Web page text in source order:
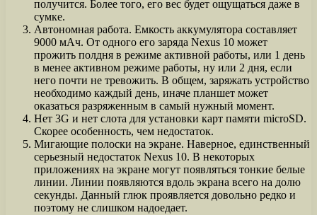
получится. Более того, его вес будет ощущаться даже в
сумке.
Автономная работа. Емкость аккумулятора составляет
9000 мАч. От одного его заряда Nexus 10 может
прожить полдня в режиме активной работы, или 1 день
в менее активном режиме работы, ну или 2 дня, если
него почти не тревожить. В общем, заряжать устройство
необходимо каждый день, иначе планшет может
оказаться разряженным в самый нужный момент.
Нет 3G и нет слота для установки карт памяти microSD.
Скорее особенность, чем недостаток.
Мигающие полоски на экране. Наверное, единственный
серьезный недостаток Nexus 10. В некоторых
приложениях на экране могут появляться тонкие белые
линии. Линии появляются вдоль экрана всего на долю
секунды. Данный глюк проявляется довольно редко и
поэтому не слишком надоедает.